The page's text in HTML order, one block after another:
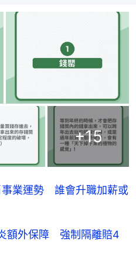
+15
事業運勢 誰會升職加薪或
額外保障 強制隔離賠4